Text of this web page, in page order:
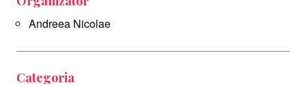
Andreea Nicolae
Categoria